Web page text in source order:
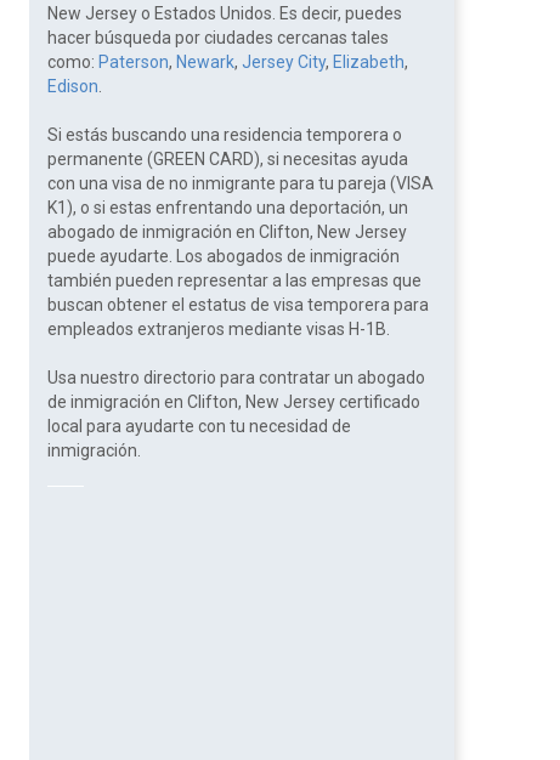
New Jersey o Estados Unidos. Es decir, puedes
hacer búsqueda por ciudades cercanas tales
como: Paterson, Newark, Jersey City, Elizabeth,
Edison
Si estás buscando una residencia temporera o
permanente (GREEN CARD), si necesitas ayuda
con una visa de no inmigrante para tu pareja (VISA
K1), o si estas enfrentando una deportación, un
abogado de inmigración en Clifton, New Jersey
puede ayudarte. Los abogados de inmigración
también pueden representar a las empresas que
buscan obtener el estatus de visa temporera para
empleados extranjeros mediante visas H-1B.
Usa nuestro directorio para contratar un abogado
de inmigración en Clifton, New Jersey certificado
local para ayudarte con tu necesidad de
inmigración.